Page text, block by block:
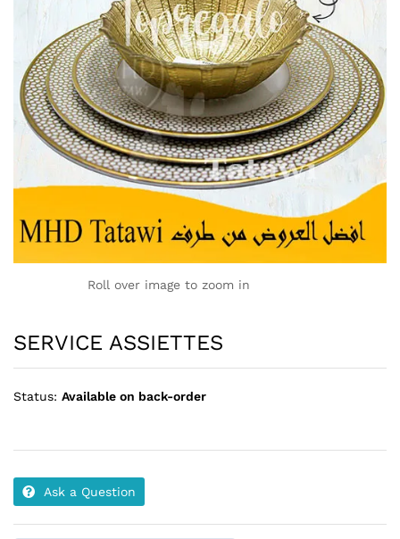
Roll over image to zoom in
SERVICE ASSIETTES
Status: Available on back-order
Ask a Question